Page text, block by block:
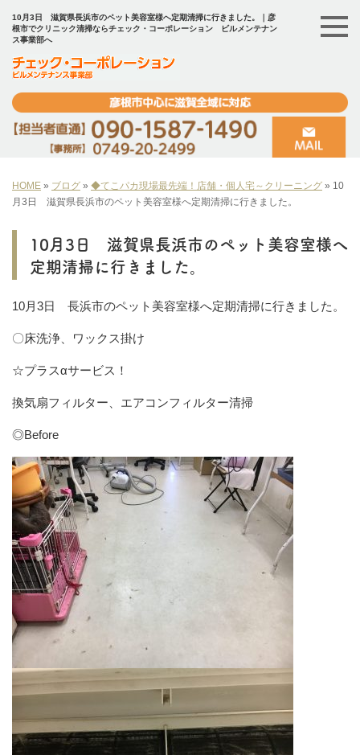
10月3日 滋賀県長浜市のペット美容室様へ定期清掃に行きました。｜彦
根市でクリニック清掃ならチェック・コーポレーション ビルメンテナン
ス事業部へ
HOME » ブログ » ◆てこパカ現場最先端！店舗・個人宅～クリーニング » 10
月3日 滋賀県長浜市のペット美容室様へ定期清掃に行きました。
10月3日 滋賀県長浜市のペット美容室様へ
定期清掃に行きました。
10月3日 長浜市のペット美容室様へ定期清掃に行きました。
〇床洗浄、ワックス掛け
☆プラスαサービス！
換気扇フィルター、エアコンフィルター清掃
◎Before